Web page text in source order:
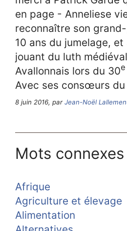
en page - Anneliese
reconnaître son
10 ans du jumelage, et
jouant du luth
Avallonnais lors du 30e
Avec ses consœurs
8 juin 2016, parJean-Noël
Mots connexes
Afrique
Agriculture et élevage
Alimentation